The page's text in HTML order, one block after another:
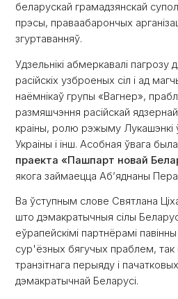
беларускай грамадзянскай
прэсы, праваабарончых
згуртаванняў.
Удзельнікі абмеркавалі пагрозу
расійскіх узброеных сіл і ад
наёмнікаў групы «Вагнер»,
размяшчэння расійскай
краіны, ролю рэжыму Лукашэнкі ў
Украіны і інш. Асобная ўвага
праекта «Пашпарт новай
якога займаецца Аб’яднаны
Ва ўступным слове Святлана
што дэмакратычныя сілы
еўрапейскімі партнёрамі
сур'ёзных бягучых праблем, так
транзітнага перыяду і
дэмакратычнай Беларусі.